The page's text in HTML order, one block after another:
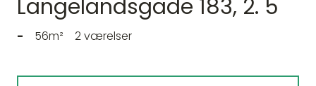
Langelandsgade 183, 2. 5
- 56m² 2 værelser